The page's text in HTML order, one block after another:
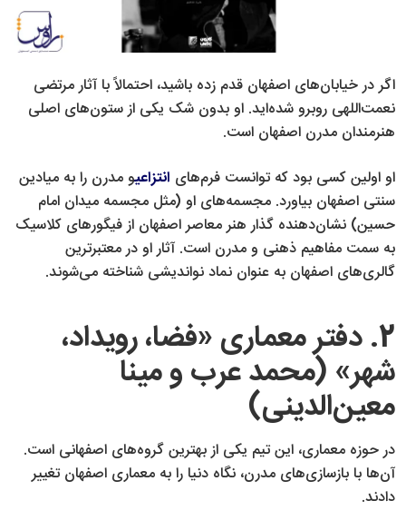
اگر در خیابان‌های اصفهان قدم زده باشید، احتمالاً با آثار مرتضی
نعمت‌اللهی روبرو شده‌اید. او بدون شک یکی از ستون‌های اصلی
هنرمندان مدرن اصفهان است.
او اولین کسی بود که توانست فرم‌های انتزاعیو مدرن را به میادین
سنتی اصفهان بیاورد. مجسمه‌های او (مثل مجسمه میدان امام
حسین) نشان‌دهنده گذار هنر معاصر اصفهان از فیگورهای کلاسیک
به سمت مفاهیم ذهنی و مدرن است. آثار او در معتبرترین
گالری‌های اصفهان به عنوان نماد نواندیشی شناخته می‌شوند.
2. دفتر معماری «فضا، رویداد،
شهر» (محمد عرب و مینا
معین‌الدینی)
در حوزه معماری، این تیم یکی از بهترین گروه‌های اصفهانی است.
آن‌ها با بازسازی‌های مدرن، نگاه دنیا را به معماری اصفهان تغییر
دادند.